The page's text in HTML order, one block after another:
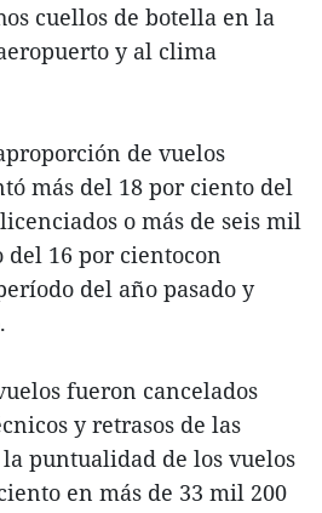
cuellos de botella en la
y al clima
de vuelos
más del 18 por ciento del
o más de seis mil
16 por cientocon
del año pasado y
fueron cancelados
y retrasos de las
puntualidad de los vuelos
en más de 33 mil 200